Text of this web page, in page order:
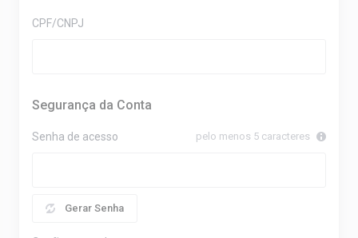
CPF/CNPJ
Segurança da Conta
Senha de acesso pelo menos 5 caracteres
Gerar Senha